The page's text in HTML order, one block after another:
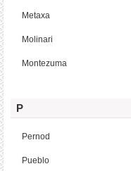
Metaxa
Molinari
Montezuma
P
Pernod
Pueblo